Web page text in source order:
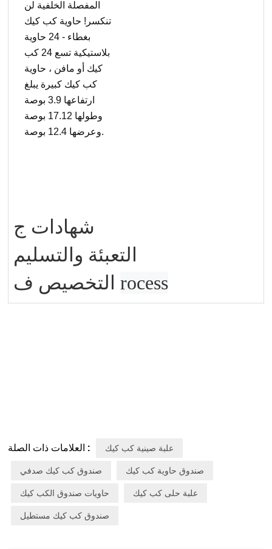
المفصلة الخلفية لن
تنكسر! حاوية كب كيك
بغطاء - 24 حاوية
بلاستيكية تسع 24 كب
كيك أو مافن ، حاوية
كب كيك كبيرة يبلغ
ارتفاعها 3.9 بوصة
وطولها 17.12 بوصة
وعرضها 12.4 بوصة.
شهادات ج
التعبئة والتسليم
التخصيص فrocess
العلامات ذات الصلة :
علبة صينية كب كيك
صندوق كب كيك صدفي
صندوق حاوية كب كيك
حاويات صندوق الكب كيك
علبة حلى كب كيك
صندوق كب كيك مستطيل